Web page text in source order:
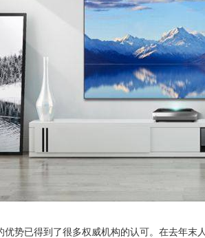
已得到了很多权威机构的认可。在去年末